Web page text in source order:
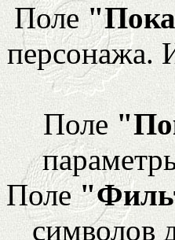
Поле
персонажа.
Поле
Поле
символов